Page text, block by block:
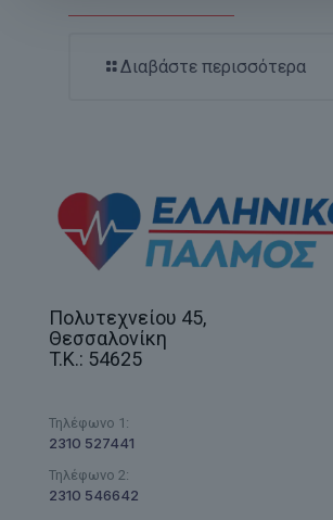
Διαβάστε περισσότερα
Πολυτεχνείου 45,
Θεσσαλονίκη
T.K.: 54625
2310 527441
Τηλέφωνο 1:
2310 546642
Τηλέφωνο 2: